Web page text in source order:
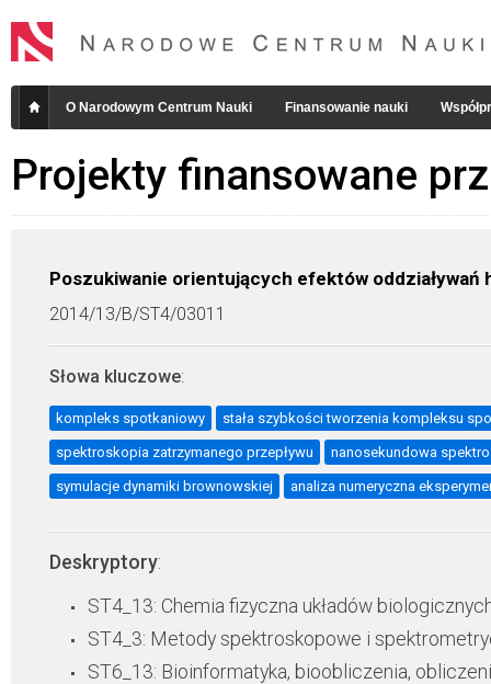
O Narodowym Centrum Nauki Finansowanie nauki
Projekty finansowane
Poszukiwanie orientujących efektów
2014/13/B/ST4/03011
Słowa kluczowe:
kompleks spotkaniowy stała szybkości tworzenia kompleksu
spektroskopia zatrzymanego przepływu nanosekundowa
symulacje dynamiki brownowskiej analiza numeryczna
Deskryptory:
ST4_13: Chemia fizyczna układów
ST4_3: Metody spektroskopowe i
ST6_13: Bioinformatyka, bioobliczenia,